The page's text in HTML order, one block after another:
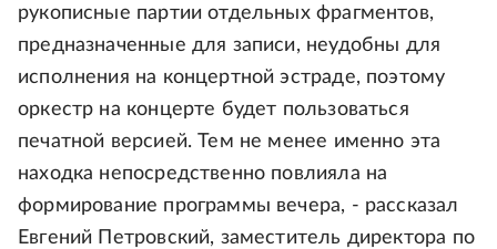
рукописные партии отдельных фрагментов,
предназначенные для записи, неудобны для
исполнения на концертной эстраде, поэтому
оркестр на концерте будет пользоваться
печатной версией. Тем не менее именно эта
находка непосредственно повлияла на
формирование программы вечера, - рассказал
Евгений Петровский, заместитель директора по